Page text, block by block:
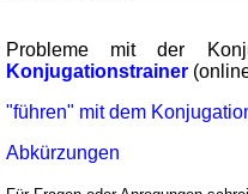
Probleme mit der
Konjugationstrainer
"führen" mit dem
Abkürzungen